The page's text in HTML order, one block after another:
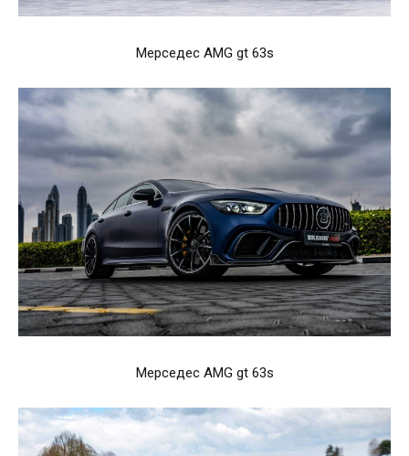
Мерседес AMG gt 63s
Мерседес AMG gt 63s